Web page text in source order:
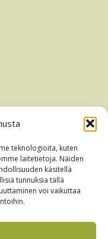
teknologioita, kuten
laitetietoja. Näiden
käsitellä
tunnuksia tällä
voi vaikuttaa